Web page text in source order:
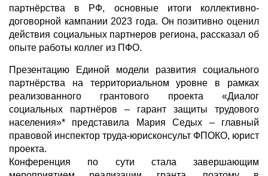
партнёрства в РФ, основные итоги коллективно-
договорной кампании 2023 года. Он позитивно оценил
действия социальных партнеров региона, рассказал об
опыте работы коллег из ПФО.
Презентацию Единой модели развития социального
партнёрства на территориальном уровне в рамках
реализованного грантового проекта «Диалог
социальных партнёров – гарант защиты трудового
населения»* представила Мария Седых – главный
правовой инспектор труда-юрисконсульт ФПОКО, юрист
проекта.
Конференция по сути стала завершающим